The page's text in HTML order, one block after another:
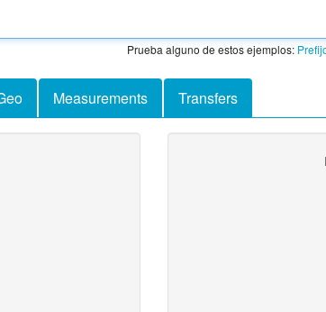
Prueba alguno de estos ejemplos:
Measurements Transfers